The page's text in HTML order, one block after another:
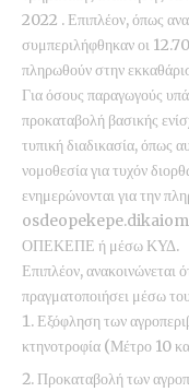
2022 . Επιπλέον, όπως
συμπεριλήφθηκαν οι
πληρωθούν στην
Για όσους παραγωγούς
προκαταβολή βασικής
τυπική διαδικασία, όπως
νομοθεσία για τυχόν
ενημερώνονται για την
ΟΠΕΚΕΠΕ ή μέσω ΚΥΔ.
Επιπλέον,
πραγματοποιήσει μέσω
Εξόφληση των
κτηνοτροφία (Μέτρο 10
Προκαταβολή των